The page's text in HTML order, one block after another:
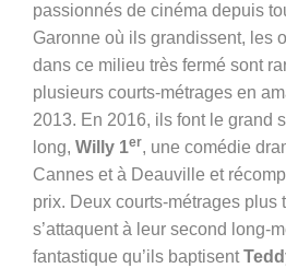
passionnés de cinéma depuis
Garonne où ils grandissent, les
dans ce milieu très fermé sont
plusieurs courts-métrages en
2013. En 2016, ils font le grand
long, Willy 1er, une comédie
Cannes et à Deauville et
prix. Deux courts-métrages plus
s’attaquent à leur second long-
fantastique qu’ils baptisent